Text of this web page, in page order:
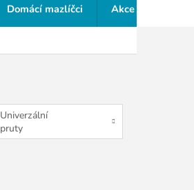
Domácí mazlíčci Akce a slevy
Univerzální
pruty